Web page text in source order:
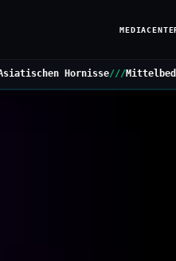
für Bedarfsplan